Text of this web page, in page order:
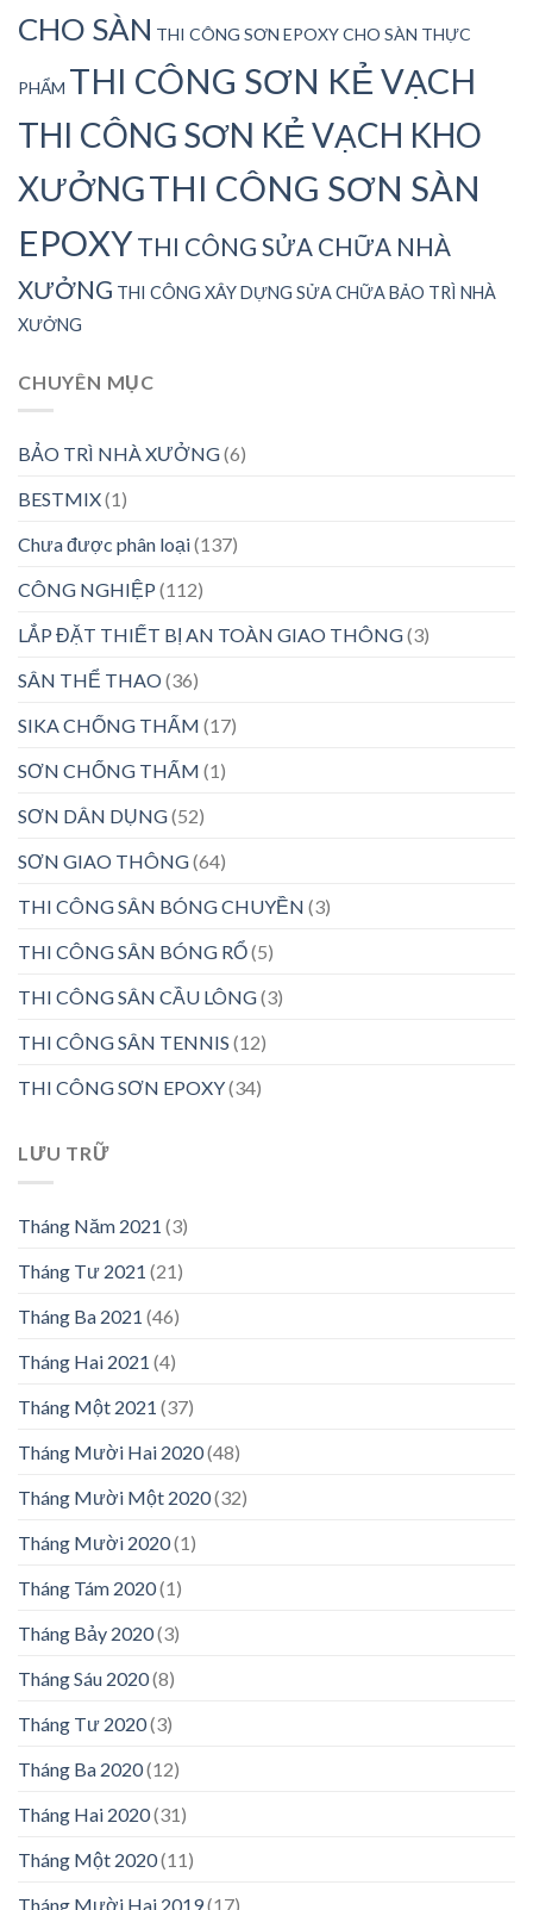
CHO SÀN THI CÔNG SƠN EPOXY CHO SÀN THỰC
PHẨM THI CÔNG SƠN KẺ VẠCH
THI CÔNG SƠN KẺ VẠCH KHO
XƯỞNGTHI CÔNG SƠN SÀN
EPOXYTHI CÔNG SỬA CHỮA NHÀ
XƯỞNG THI CÔNG XÂY DỰNG SỬA CHỮA BẢO TRÌ NHÀ
XƯỞNG
CHUYÊN MỤC
BẢO TRÌ NHÀ XƯỞNG(6)
BESTMIX(1)
Chưa được phân loại(137)
CÔNG NGHIỆP (112)
LẮP ĐẶT THIẾT BỊ AN TOÀN GIAO THÔNG(3)
SÂN THỂ THAO(36)
SIKA CHỐNG THẤM (17)
SƠN CHỐNG THẤM (1)
SƠN DÂN DỤNG(52)
SƠN GIAO THÔNG(64)
THI CÔNG SÂN BÓNG CHUYỀN (3)
THI CÔNG SÂN BÓNG RỔ(5)
THI CÔNG SÂN CẦU LÔNG(3)
THI CÔNG SÂN TENNIS (12)
THI CÔNG SƠN EPOXY(34)
LƯU TRỮ
Tháng Năm 2021 (3)
Tháng Tư 2021 (21)
Tháng Ba 2021 (46)
Tháng Hai 2021 (4)
Tháng Một 2021 (37)
Tháng Mười Hai 2020(48)
Tháng Mười Một 2020(32)
Tháng Mười 2020(1)
Tháng Tám 2020(1)
Tháng Bảy 2020(3)
Tháng Sáu 2020(8)
Tháng Tư 2020(3)
Tháng Ba 2020(12)
Tháng Hai 2020(31)
Tháng Một 2020(11)
Tháng Mười Hai 2019(17)